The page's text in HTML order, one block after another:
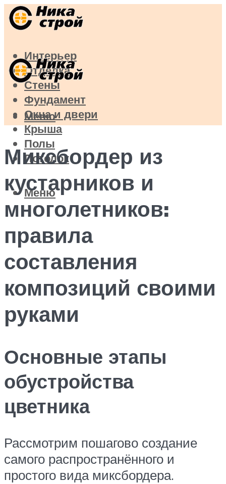
Интерьер
Отделка
Стены
Фундамент
Окна и двери
Крыша
Полы
Потолок
Меню
Меню
Миксбордер из
кустарников и
многолетников:
правила
составления
композиций своими
руками
Основные этапы
обустройства
цветника
Рассмотрим пошагово создание
самого распространённого и
простого вида миксбордера.